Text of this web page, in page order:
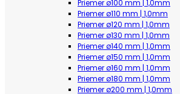
Priemer ø100 mm | 1,0mm
Priemer ø110 mm | 1,0mm
Priemer ø120 mm | 1,0mm
Priemer ø130 mm | 1,0mm
Priemer ø140 mm | 1,0mm
Priemer ø150 mm | 1,0mm
Priemer ø160 mm | 1,0mm
Priemer ø180 mm | 1,0mm
Priemer ø200 mm | 1,0mm